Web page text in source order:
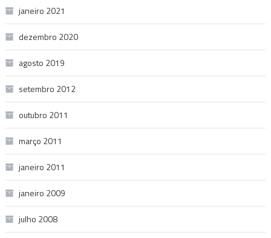
janeiro 2021
dezembro 2020
agosto 2019
setembro 2012
outubro 2011
março 2011
janeiro 2011
janeiro 2009
julho 2008